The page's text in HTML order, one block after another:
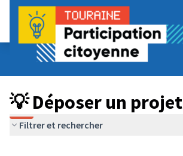
Budget Participatif ADULTE 2024
💡 Déposer un projet
💡 Déposer un projet
Filtrer et rechercher